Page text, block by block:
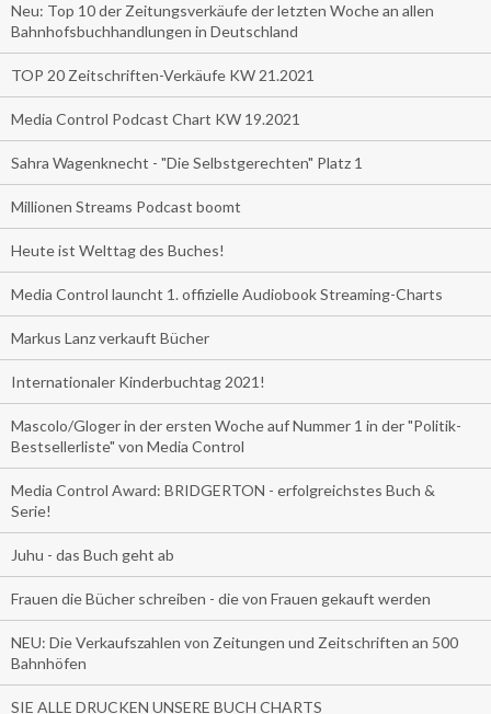
Neu: Top 10 der Zeitungsverkäufe der letzten Woche an allen
Bahnhofsbuchhandlungen in Deutschland
TOP 20 Zeitschriften-Verkäufe KW 21.2021
Media Control Podcast Chart KW 19.2021
Sahra Wagenknecht - "Die Selbstgerechten" Platz 1
Millionen Streams Podcast boomt
Heute ist Welttag des Buches!
Media Control launcht 1. offizielle Audiobook Streaming-Charts
Markus Lanz verkauft Bücher
Internationaler Kinderbuchtag 2021!
Mascolo/Gloger in der ersten Woche auf Nummer 1 in der "Politik-
Bestsellerliste" von Media Control
Media Control Award: BRIDGERTON - erfolgreichstes Buch &
Serie!
Juhu - das Buch geht ab
Frauen die Bücher schreiben - die von Frauen gekauft werden
NEU: Die Verkaufszahlen von Zeitungen und Zeitschriften an 500
Bahnhöfen
SIE ALLE DRUCKEN UNSERE BUCH CHARTS